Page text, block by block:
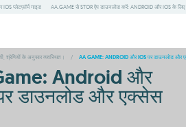
प्लेटफ़ॉर्म गाइड AA.GAME से STOR ऐप डाउनलोड करें: ANDROID और IOS के लिए
श्रेणियों के अनुसार व्यवस्थित। / AA GAME: ANDROID और IOS पर डाउनलोड और
Android और
डाउनलोड और एक्सेस